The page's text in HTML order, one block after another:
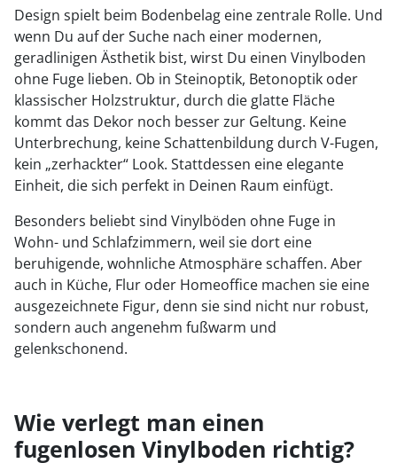
Design spielt beim Bodenbelag eine zentrale Rolle. Und
wenn Du auf der Suche nach einer modernen,
geradlinigen Ästhetik bist, wirst Du einen Vinylboden
ohne Fuge lieben. Ob in Steinoptik, Betonoptik oder
klassischer Holzstruktur, durch die glatte Fläche
kommt das Dekor noch besser zur Geltung. Keine
Unterbrechung, keine Schattenbildung durch V-Fugen,
kein „zerhackter“ Look. Stattdessen eine elegante
Einheit, die sich perfekt in Deinen Raum einfügt.
Besonders beliebt sind Vinylböden ohne Fuge in
Wohn- und Schlafzimmern, weil sie dort eine
beruhigende, wohnliche Atmosphäre schaffen. Aber
auch in Küche, Flur oder Homeoffice machen sie eine
ausgezeichnete Figur, denn sie sind nicht nur robust,
sondern auch angenehm fußwarm und
gelenkschonend.
Wie verlegt man einen
fugenlosen Vinylboden richtig?